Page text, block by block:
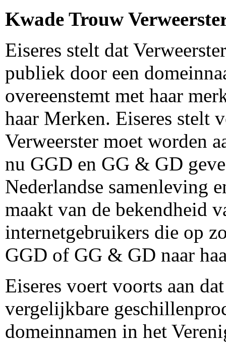
Kwade Trouw
Eiseres stelt dat
publiek door een
overeenstemt met haar
haar Merken. Eiseres stelt
Verweerster moet worden
nu GGD en GG & GD
Nederlandse samenleving
maakt van de bekendheid
internetgebruikers die op
GGD of GG & GD naar
Eiseres voert voorts aan
vergelijkbare
domeinnamen in het